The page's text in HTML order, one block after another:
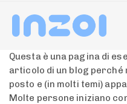
Questa è una pagina di
articolo di un blog
posto e (in molti temi)
Molte persone iniziano